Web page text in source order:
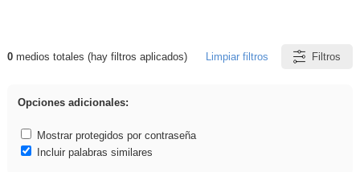
Resultados de: flecha
0medios totales (hay filtros aplicados) Limpiar filtros Filtros
Opciones adicionales:
Mostrar protegidos por contraseña
Incluir palabras similares